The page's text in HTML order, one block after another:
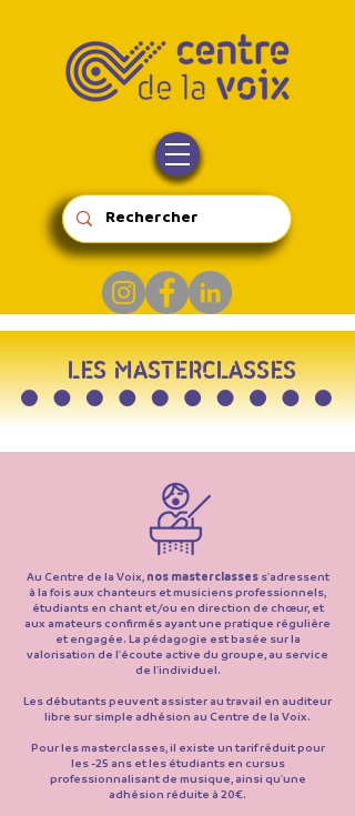
LES MASTERCLASSES
Au Centre de la Voix, nos masterclasses s'adressent
à la fois aux chanteurs et musiciens professionnels,
étudiants en chant et/ou en direction de chœur, et
aux amateurs confirmés ayant une pratique régulière
et engagée. La pédagogie est basée sur la
valorisation de l'écoute active du groupe, au service
de l'individuel.
Les débutants peuvent assister au travail en auditeur
libre sur simple adhésion au Centre de la Voix.
Pour les masterclasses, il existe un tarif réduit pour
les -25 ans et les étudiants en cursus
professionnalisant de musique, ainsi qu'une
adhésion réduite à 20€.